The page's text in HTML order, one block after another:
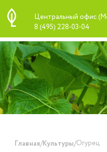
Центральный офис
8 (495) 228-03-04
Главная/Культуры/Огурец